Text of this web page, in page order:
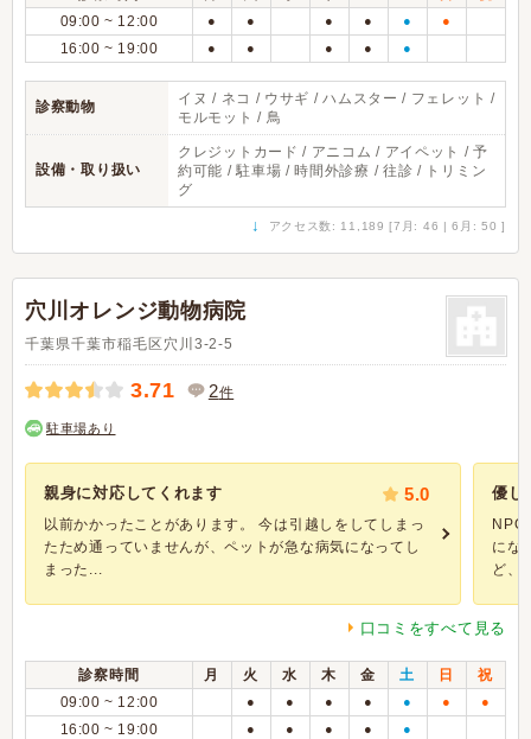
09:00 ~ 12:00
● ● ● ● ● ●
16:00 ~ 19:00 ● ● ● ● ●
診察動物
イヌ / ネコ / ウサギ / ハムスター / フェレット /
モルモット / 鳥
設備・取り扱い
クレジットカード / アニコム / アイペット / 予
約可能 / 駐車場 / 時間外診療 / 往診 / トリミン
グ
↓ アクセス数: 11,189 [7月: 46 | 6月: 50 ]
穴川オレンジ動物病院
千葉県千葉市稲毛区穴川3-2-5
3.71 2件
駐車場あり
親身に対応してくれます 5.0
以前かかったことがあります。 今は引越しをしてしまっ
たため通っていませんが、ペットが急な病気になってし
まった...
優し
NPO
にな
ど、
口コミをすべて見る
診察時間 月 火 水 木 金 土 日
祝
09:00 ~ 12:00
● ● ● ● ● ● ●
16:00 ~ 19:00 ● ● ● ● ●